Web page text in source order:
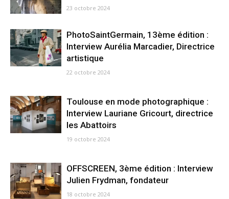
23 octobre 2024
PhotoSaintGermain, 13ème édition :
Interview Aurélia Marcadier, Directrice
artistique
22 octobre 2024
Toulouse en mode photographique :
Interview Lauriane Gricourt, directrice
les Abattoirs
19 octobre 2024
OFFSCREEN, 3ème édition : Interview
Julien Frydman, fondateur
18 octobre 2024